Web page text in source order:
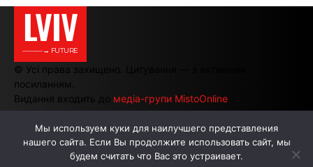
LVIV
———→ FUTURE
© Усі права захищено. Цитування — з активним
посиланням.
Видання входить до медіа-групи MistoOnline
АВТОРИ РЕКЛАМА НА САЙТІ
Мы используем куки для наилучшего представления
нашего сайта. Если Вы продолжите использовать сайт, мы
будем считать что Вас это устраивает.